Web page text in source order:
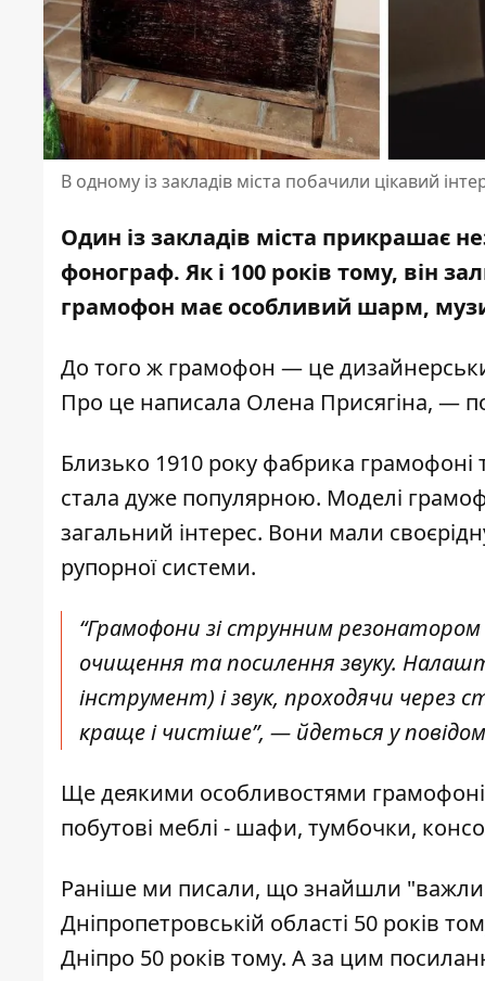
В одному із закладів міста побачили цікавий
Один із закладів міста прикрашає
фонограф. Як і 100 років тому, він
грамофон має особливий шарм,
До того ж грамофон — це
Про це написала Олена Присягіна, —
Близько 1910 року фабрика
стала дуже популярною. Моделі
загальний інтерес. Вони мали
рупорної системи.
“Грамофони зі струнним
очищення та посилення звуку.
інструмент) і звук, проходячи через
краще і чистіше”, — йдеться у
Ще деякими особливостями
побутові меблі - шафи, тумбочки,
Раніше ми писали, що знайшли
Дніпропетровській області 50 років
Дніпро 50 років тому. Аза цим